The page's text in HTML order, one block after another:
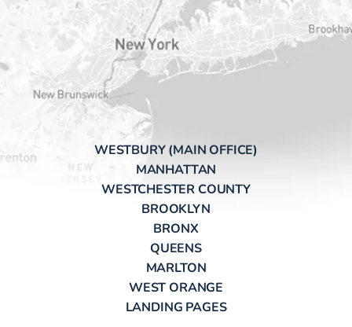
WESTBURY (MAIN OFFICE)
MANHATTAN
WESTCHESTER COUNTY
BROOKLYN
BRONX
QUEENS
MARLTON
WEST ORANGE
LANDING PAGES